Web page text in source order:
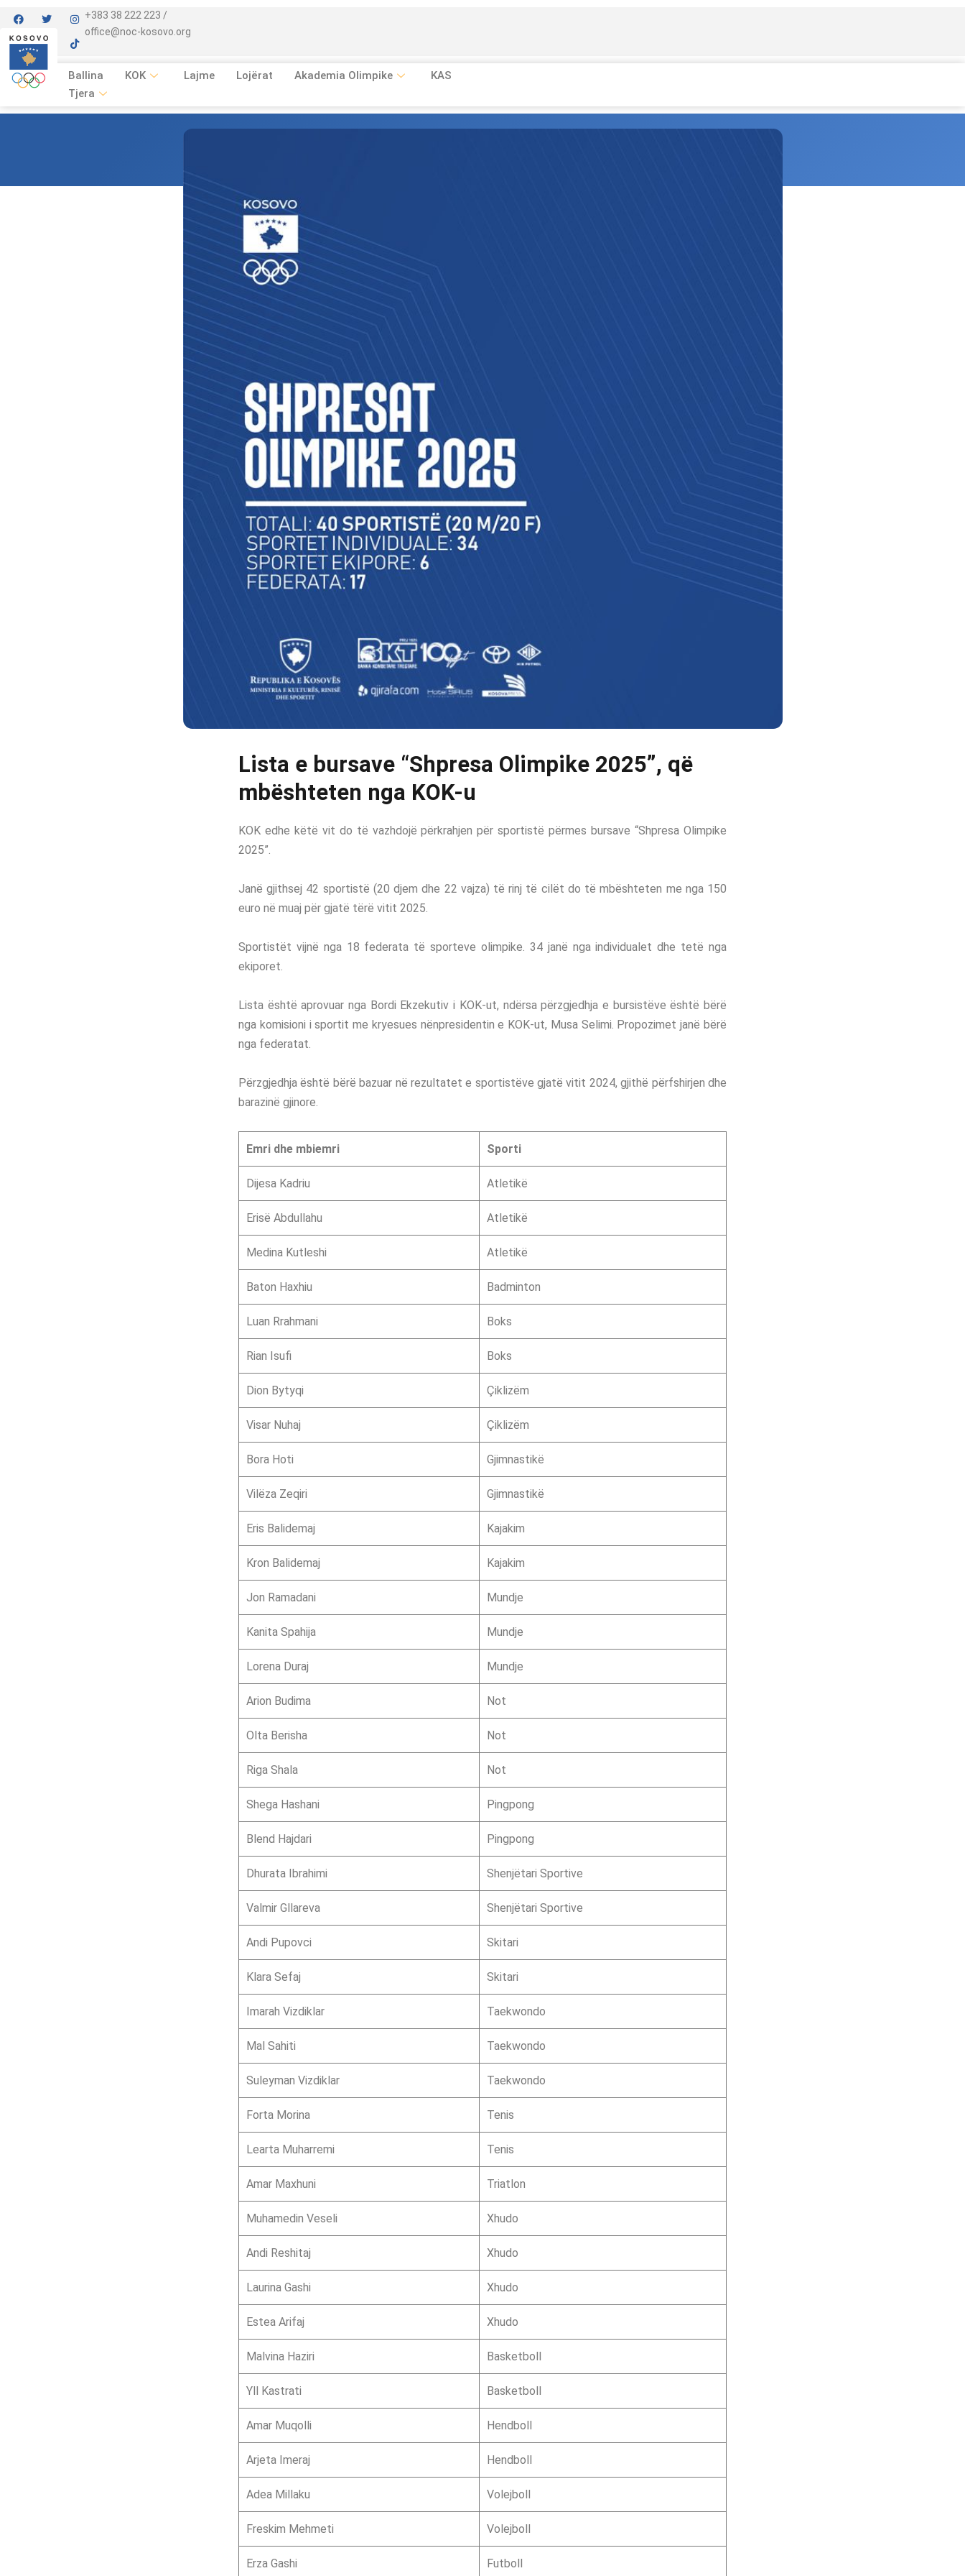
+383 38 222 223 /
office@noc-kosovo.org
Ballina KOK Lajme Lojërat Akademia Olimpike
KAS
Tjera
Lista e bursave “Shpresa Olimpike 2025”, që
mbështeten nga KOK-u
KOK edhe këtë vit do të vazhdojë përkrahjen për sportistë përmes bursave “Shpresa Olimpike
2025”.
Janë gjithsej 42 sportistë (20 djem dhe 22 vajza) të rinj të cilët do të mbështeten me nga 150
euro në muaj për gjatë tërë vitit 2025.
Sportistët vijnë nga 18 federata të sporteve olimpike. 34 janë nga individualet dhe tetë nga
ekiporet.
Lista është aprovuar nga Bordi Ekzekutiv i KOK-ut, ndërsa përzgjedhja e bursistëve është bërë
nga komisioni i sportit me kryesues nënpresidentin e KOK-ut, Musa Selimi. Propozimet janë bërë
nga federatat.
Përzgjedhja është bërë bazuar në rezultatet e sportistëve gjatë vitit 2024, gjithë përfshirjen dhe
barazinë gjinore.
Emri dhe mbiemri Sporti
Dijesa Kadriu Atletikë
Erisë Abdullahu Atletikë
Medina Kutleshi Atletikë
Baton Haxhiu Badminton
Luan Rrahmani Boks
Rian Isufi Boks
Dion Bytyqi Çiklizëm
Visar Nuhaj Çiklizëm
Bora Hoti Gjimnastikë
Vilëza Zeqiri Gjimnastikë
Eris Balidemaj Kajakim
Kron Balidemaj Kajakim
Jon Ramadani Mundje
Kanita Spahija Mundje
Lorena Duraj Mundje
Arion Budima Not
Olta Berisha Not
Riga Shala Not
Shega Hashani Pingpong
Blend Hajdari Pingpong
Dhurata Ibrahimi Shenjëtari Sportive
Valmir Gllareva Shenjëtari Sportive
Andi Pupovci Skitari
Klara Sefaj Skitari
Imarah Vizdiklar Taekwondo
Mal Sahiti Taekwondo
Suleyman Vizdiklar Taekwondo
Forta Morina Tenis
Learta Muharremi Tenis
Amar Maxhuni Triatlon
Muhamedin Veseli Xhudo
Andi Reshitaj Xhudo
Laurina Gashi Xhudo
Estea Arifaj Xhudo
Malvina Haziri Basketboll
Yll Kastrati Basketboll
Amar Muqolli Hendboll
Arjeta Imeraj Hendboll
Adea Millaku Volejboll
Freskim Mehmeti Volejboll
Erza Gashi Futboll